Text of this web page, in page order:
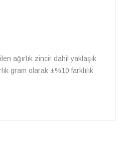
ağırlık zincir dahil yaklaşık
gram olarak ±%10 farklılık